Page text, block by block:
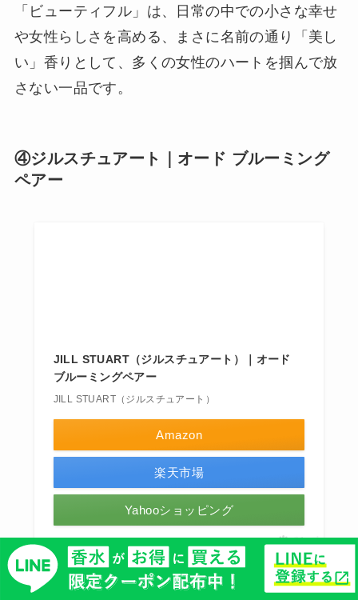
「ビューティフル」は、日常の中での小さな幸せ
や女性らしさを高める、まさに名前の通り「美し
い」香りとして、多くの女性のハートを掴んで放
さない一品です。
④ジルスチュアート｜オード ブルーミング
ペアー
JILL STUART（ジルスチュアート）｜オード
ブルーミングペアー
JILL STUART（ジルスチュアート）
Amazon
楽天市場
Yahooショッピング
ポチップ